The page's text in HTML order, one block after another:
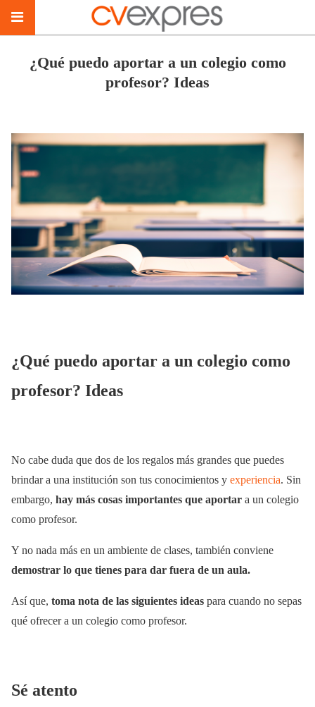
¿Qué puedo aportar a un colegio como
profesor? Ideas
¿Qué puedo aportar a un colegio como
profesor? Ideas
No cabe duda que dos de los regalos más grandes que puedes
brindar a una institución son tus conocimientos y experiencia. Sin
embargo, hay más cosas importantes que aportar a un colegio
como profesor.
Y no nada más en un ambiente de clases, también conviene
demostrar lo que tienes para dar fuera de un aula.
Así que, toma nota de las siguientes ideas para cuando no sepas
qué ofrecer a un colegio como profesor.
Sé atento